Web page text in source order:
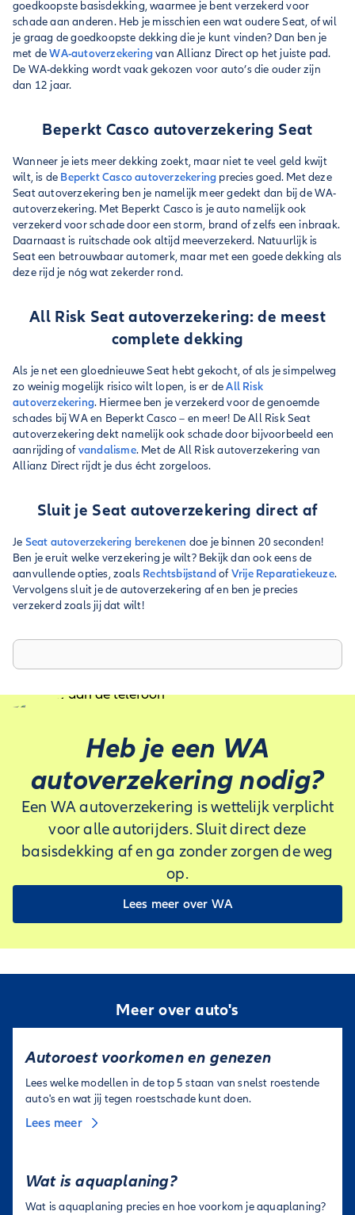
goedkoopste basisdekking, waarmee je bent verzekerd voor
schade aan anderen. Heb je misschien een wat oudere Seat, of wil
je graag de goedkoopste dekking die je kunt vinden? Dan ben je
met deWA-autoverzekeringvan Allianz Direct op het juiste pad.
De WA-dekking wordt vaak gekozen voor auto’s die ouder zijn
dan 12 jaar.
Beperkt Casco autoverzekering Seat
Wanneer je iets meer dekking zoekt, maar niet te veel geld kwijt
wilt, is de Beperkt Casco autoverzekering precies goed. Met deze
Seat autoverzekering ben je namelijk meer gedekt dan bij de WA-
autoverzekering. Met Beperkt Casco is je auto namelijk ook
verzekerd voor schade door een storm, brand of zelfs een inbraak.
Daarnaast is ruitschade ook altijd meeverzekerd. Natuurlijk is
Seat een betrouwbaar automerk, maar met een goede dekking als
deze rijd je nóg wat zekerder rond.
All Risk Seat autoverzekering: de meest
complete dekking
Als je net een gloednieuwe Seat hebt gekocht, of als je simpelweg
zo weinig mogelijk risico wilt lopen, is er deAll Risk
autoverzekering. Hiermee ben je verzekerd voor de genoemde
schades bij WA en Beperkt Casco – en meer! De All Risk Seat
autoverzekering dekt namelijk ook schade door bijvoorbeeld een
aanrijding ofvandalisme. Met de All Risk autoverzekering van
Allianz Direct rijdt je dus écht zorgeloos.
Sluit je Seat autoverzekering direct af
Je Seat autoverzekering berekenen doe je binnen 20 seconden!
Ben je eruit welke verzekering je wilt? Bekijk dan ook eens de
aanvullende opties, zoals Rechtsbijstand ofVrije Reparatiekeuze.
Vervolgens sluit je de autoverzekering af en ben je precies
verzekerd zoals jij dat wilt!
Heb je een WA
autoverzekering nodig?
Een WA autoverzekering is wettelijk verplicht
voor alle autorijders. Sluit direct deze
basisdekking af en ga zonder zorgen de weg
op.
Lees meer over WA
Meer over auto's
Autoroest voorkomen en genezen
Lees welke modellen in de top 5 staan van snelst roestende
auto's en wat jij tegen roestschade kunt doen.
Lees meer
Wat is aquaplaning?
Wat is aquaplaning precies en hoe voorkom je aquaplaning?